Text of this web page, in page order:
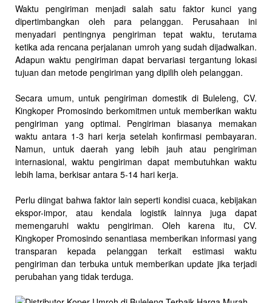
Waktu pengiriman menjadi salah satu faktor kunci yang
dipertimbangkan oleh para pelanggan. Perusahaan ini
menyadari pentingnya pengiriman tepat waktu, terutama
ketika ada rencana perjalanan umroh yang sudah dijadwalkan.
Adapun waktu pengiriman dapat bervariasi tergantung lokasi
tujuan dan metode pengiriman yang dipilih oleh pelanggan.
Secara umum, untuk pengiriman domestik di Buleleng, CV.
Kingkoper Promosindo berkomitmen untuk memberikan waktu
pengiriman yang optimal. Pengiriman biasanya memakan
waktu antara 1-3 hari kerja setelah konfirmasi pembayaran.
Namun, untuk daerah yang lebih jauh atau pengiriman
internasional, waktu pengiriman dapat membutuhkan waktu
lebih lama, berkisar antara 5-14 hari kerja.
Perlu diingat bahwa faktor lain seperti kondisi cuaca, kebijakan
ekspor-impor, atau kendala logistik lainnya juga dapat
memengaruhi waktu pengiriman. Oleh karena itu, CV.
Kingkoper Promosindo senantiasa memberikan informasi yang
transparan kepada pelanggan terkait estimasi waktu
pengiriman dan terbuka untuk memberikan update jika terjadi
perubahan yang tidak terduga.